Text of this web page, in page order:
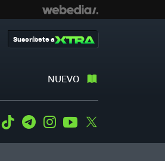
NUEVO
Suscríbete a
WhatsApp
Tiktok TelegramInstagramYoutube